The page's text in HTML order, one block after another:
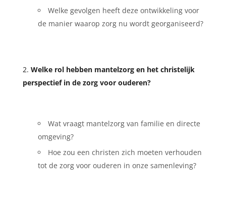
Welke gevolgen heeft deze ontwikkeling voor
de manier waarop zorg nu wordt georganiseerd?
Welke rol hebben mantelzorg en het christelijk
perspectief in de zorg voor ouderen?
Wat vraagt mantelzorg van familie en directe
omgeving?
Hoe zou een christen zich moeten verhouden
tot de zorg voor ouderen in onze samenleving?